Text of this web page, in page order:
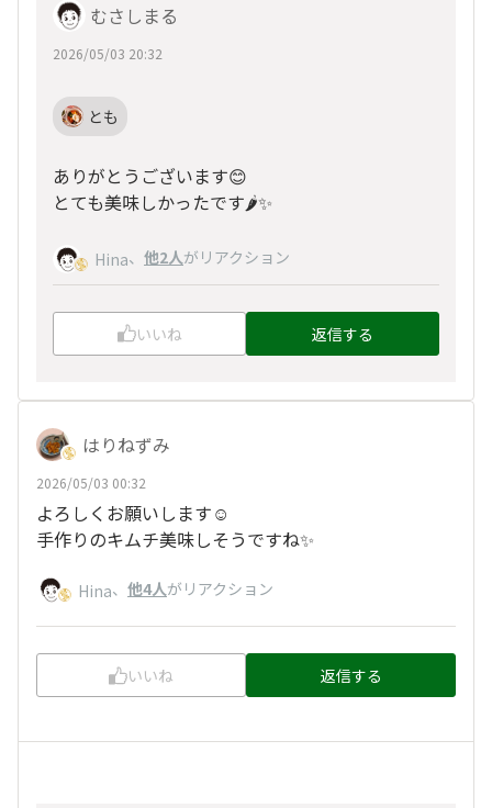
むさしまる
2026/05/03 20:32
とも
ありがとうございます😊
とても美味しかったです🌶️✨️
Hina、 他2人がリアクション
いいね 返信する
はりねずみ
2026/05/03 00:32
よろしくお願いします☺️
手作りのキムチ美味しそうですね✨
Hina、 他4人がリアクション
いいね 返信する